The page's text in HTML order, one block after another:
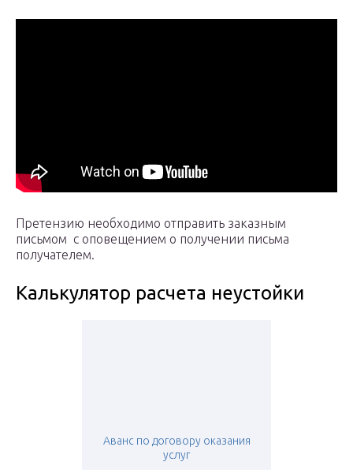
Претензию необходимо отправить заказным
письмом с оповещением о получении письма
получателем.
Калькулятор расчета неустойки
Аванс по договору оказания
услуг